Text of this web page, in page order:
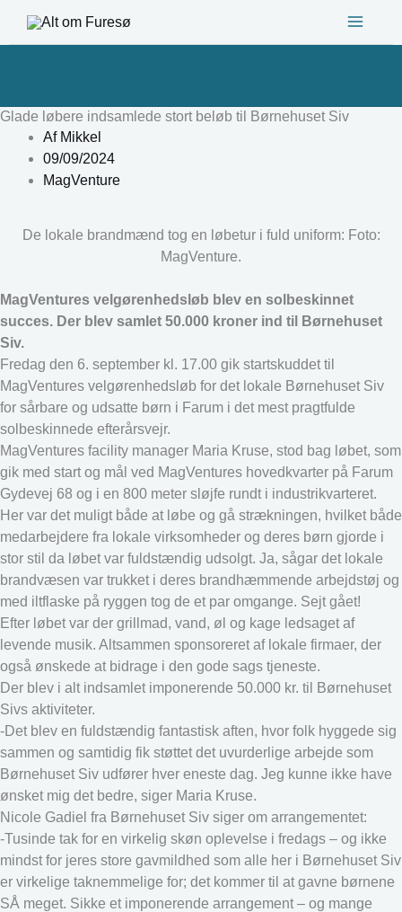
Glade løbere indsamlede stort beløb til Børnehuset Siv
AfMikkel
09/09/2024
MagVenture
De lokale brandmænd tog en løbetur i fuld uniform: Foto:
MagVenture.
MagVentures velgørenhedsløb blev en solbeskinnet
succes. Der blev samlet 50.000 kroner ind til Børnehuset
Siv.
Fredag den 6. september kl. 17.00 gik startskuddet til
MagVentures velgørenhedsløb for det lokale Børnehuset Siv
for sårbare og udsatte børn i Farum i det mest pragtfulde
solbeskinnede efterårsvejr.
MagVentures facility manager Maria Kruse, stod bag løbet, som
gik med start og mål ved MagVentures hovedkvarter på Farum
Gydevej 68 og i en 800 meter sløjfe rundt i industrikvarteret.
Her var det muligt både at løbe og gå strækningen, hvilket både
medarbejdere fra lokale virksomheder og deres børn gjorde i
stor stil da løbet var fuldstændig udsolgt. Ja, sågar det lokale
brandvæsen var trukket i deres brandhæmmende arbejdstøj og
med iltflaske på ryggen tog de et par omgange. Sejt gået!
Efter løbet var der grillmad, vand, øl og kage ledsaget af
levende musik. Altsammen sponsoreret af lokale firmaer, der
også ønskede at bidrage i den gode sags tjeneste.
Der blev i alt indsamlet imponerende 50.000 kr. til Børnehuset
Sivs aktiviteter.
-Det blev en fuldstændig fantastisk aften, hvor folk hyggede sig
sammen og samtidig fik støttet det uvurderlige arbejde som
Børnehuset Siv udfører hver eneste dag. Jeg kunne ikke have
ønsket mig det bedre, siger Maria Kruse.
Nicole Gadiel fra Børnehuset Siv siger om arrangementet:
-Tusinde tak for en virkelig skøn oplevelse i fredags – og ikke
mindst for jeres store gavmildhed som alle her i Børnehuset Siv
er virkelige taknemmelige for; det kommer til at gavne børnene
SÅ meget. Sikke et imponerende arrangement – og mange